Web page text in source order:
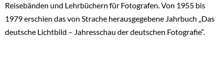
Reisebänden und Lehrbüchern für Fotografen. Von 1955 bis
1979 erschien das von Strache herausgegebene Jahrbuch „Das
deutsche Lichtbild – Jahresschau der deutschen Fotografie“.